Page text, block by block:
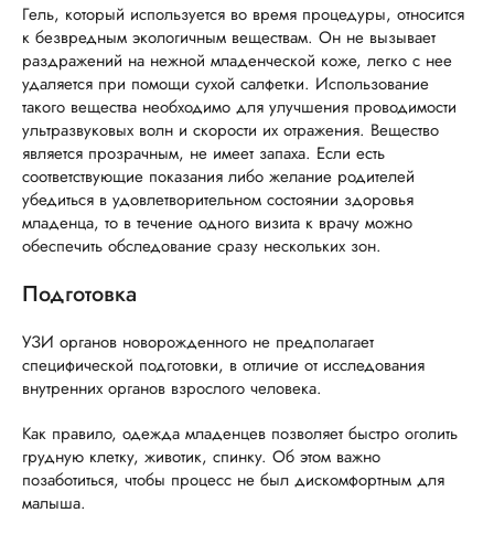
Гель, который используется во время процедуры, относится
к безвредным экологичным веществам. Он не вызывает
раздражений на нежной младенческой коже, легко с нее
удаляется при помощи сухой салфетки. Использование
такого вещества необходимо для улучшения проводимости
ультразвуковых волн и скорости их отражения. Вещество
является прозрачным, не имеет запаха. Если есть
соответствующие показания либо желание родителей
убедиться в удовлетворительном состоянии здоровья
младенца, то в течение одного визита к врачу можно
обеспечить обследование сразу нескольких зон.
Подготовка
УЗИ органов новорожденного не предполагает
специфической подготовки, в отличие от исследования
внутренних органов взрослого человека.
Как правило, одежда младенцев позволяет быстро оголить
грудную клетку, животик, спинку. Об этом важно
позаботиться, чтобы процесс не был дискомфортным для
малыша.